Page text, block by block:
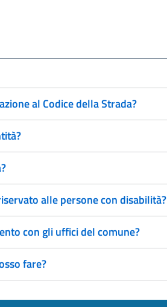
al Codice della Strada?
alle persone con disabilità?
con gli uffici del comune?
fare?